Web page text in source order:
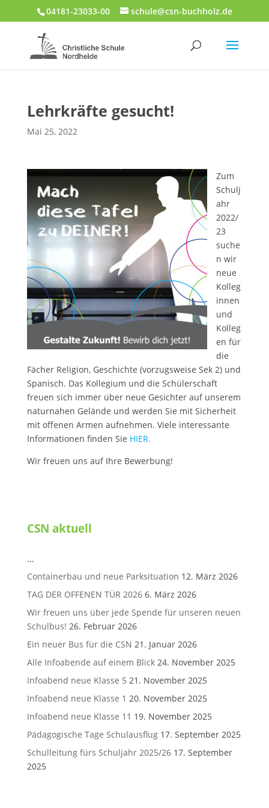
04181-23033-00 schule@csn-buchholz.de
Lehrkräfte gesucht!
Mai 25, 2022
Zum
Schulj
ahr
2022/
23
suche
n wir
neue
Kolleg
innen
und
Kolleg
en für
die
Fächer Religion, Geschichte (vorzugsweise Sek 2) und
Spanisch. Das Kollegium und die Schülerschaft
freuen sich immer über neue Gesichter auf unserem
naturnahen Gelände und werden Sie mit Sicherheit
mit offenen Armen aufnehmen. Viele interessante
Informationen finden Sie HIER.
Wir freuen uns auf Ihre Bewerbung!
CSN aktuell
…
Containerbau und neue Parksituation 12. März 2026
TAG DER OFFENEN TÜR 2026 6. März 2026
Wir freuen uns über jede Spende für unseren neuen
Schulbus! 26. Februar 2026
Ein neuer Bus für die CSN 21. Januar 2026
Alle Infoabende auf einem Blick 24. November 2025
Infoabend neue Klasse 5 21. November 2025
Infoabend neue Klasse 1 20. November 2025
Infoabend neue Klasse 11 19. November 2025
Pädagogische Tage Schulausflug 17. September 2025
Schulleitung fürs Schuljahr 2025/26 17. September
2025